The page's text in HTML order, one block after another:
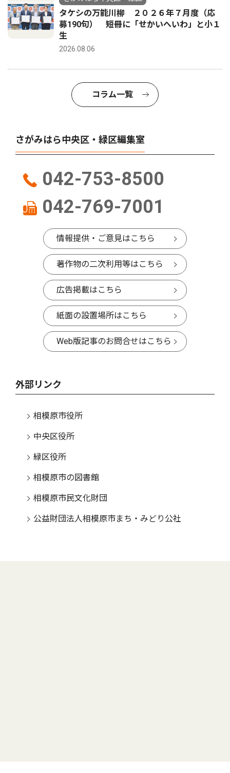
タケシの万能川柳 ２０２６年７月度（応
募190句） 短冊に「せかいへいわ」と小１
生
2026.08.06
コラム一覧
さがみはら中央区・緑区編集室
042-753-8500
042-769-7001
情報提供・ご意見はこちら
著作物の二次利用等はこちら
広告掲載はこちら
紙面の設置場所はこちら
Web版記事のお問合せはこちら
外部リンク
相模原市役所
中央区役所
緑区役所
相模原市の図書館
相模原市民文化財団
公益財団法人相模原市まち・みどり公社